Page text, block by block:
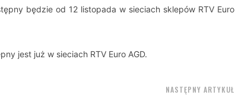
będzie od 12 listopada w sieciach sklepów RTV Euro
jest już w sieciach RTV Euro AGD.
NASTĘPNY ARTYKUŁ